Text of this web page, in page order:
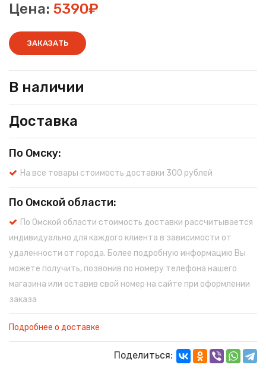
Цена: 5390₽
ЗАКАЗАТЬ
В наличии
Доставка
По Омску:
На все товары стоимость доставки 300 рублей
По Омской области:
По Омской области стоимость доставки рассчитывается
индивидуально для каждого клиента в зависимости от
удаленности от города. Более подробную информацию Вы
можете получить, позвонив по номеру телефона нашего
магазина или оставив свой номер на сайте при оформлении
заказа
Подробнее о доставке
Поделиться: